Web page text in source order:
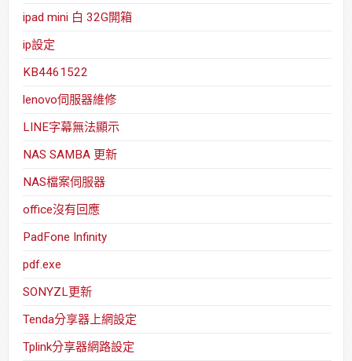
ipad mini 白 32G開箱
ip設定
KB4461522
lenovo伺服器維修
LINE字幕無法顯示
NAS SAMBA 更新
NAS檔案伺服器
office沒有回應
PadFone Infinity
pdf.exe
SONYZL更新
Tenda分享器上網設定
Tplink分享器網路設定